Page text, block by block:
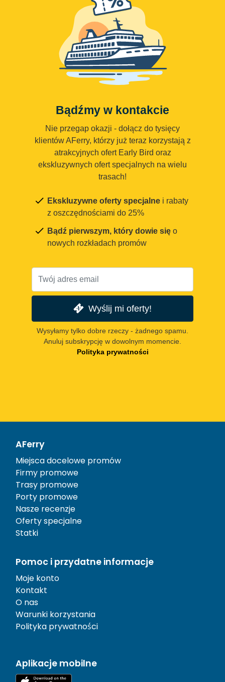
Bądźmy w kontakcie
Nie przegap okazji - dołącz do tysięcy
klientów AFerry, którzy już teraz korzystają z
atrakcyjnych ofert Early Bird oraz
ekskluzywnych ofert specjalnych na wielu
trasach!
Ekskluzywne oferty specjalne i rabaty
z oszczędnościami do 25%
Bądź pierwszym, który dowie się o
nowych rozkładach promów
Wyślij mi oferty!
Wysyłamy tylko dobre rzeczy - żadnego spamu.
Anuluj subskrypcję w dowolnym momencie.
Polityka prywatności
AFerry
Miejsca docelowe promów
Firmy promowe
Trasy promowe
Porty promowe
Nasze recenzje
Oferty specjalne
Statki
Pomoc i przydatne informacje
Moje konto
Kontakt
O nas
Warunki korzystania
Polityka prywatności
Aplikacje mobilne